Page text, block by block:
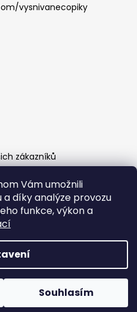
Vám umožnili
díky analýze provozu
funkce, výkon a
Souhlasím
vysnivanecopiky
zákazníků
copánky. Všechna práva